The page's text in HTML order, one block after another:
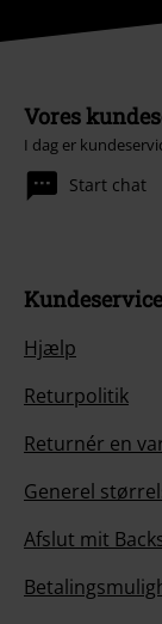
Vores
I dag er
Start chat
Kundeservice
Hjælp
Returpolitik
Returnér en
Generel
Afslut mit